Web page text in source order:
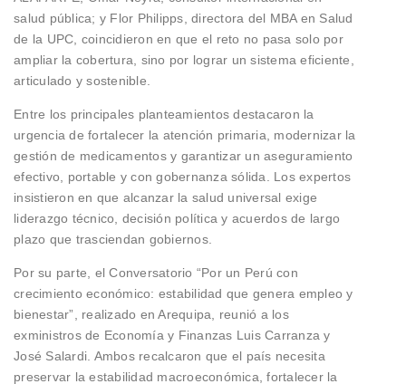
salud pública; y Flor Philipps, directora del MBA en Salud
de la UPC, coincidieron en que el reto no pasa solo por
ampliar la cobertura, sino por lograr un sistema eficiente,
articulado y sostenible.
Entre los principales planteamientos destacaron la
urgencia de fortalecer la atención primaria, modernizar la
gestión de medicamentos y garantizar un aseguramiento
efectivo, portable y con gobernanza sólida. Los expertos
insistieron en que alcanzar la salud universal exige
liderazgo técnico, decisión política y acuerdos de largo
plazo que trasciendan gobiernos.
Por su parte, el Conversatorio “Por un Perú con
crecimiento económico: estabilidad que genera empleo y
bienestar”, realizado en Arequipa, reunió a los
exministros de Economía y Finanzas Luis Carranza y
José Salardi. Ambos recalcaron que el país necesita
preservar la estabilidad macroeconómica, fortalecer la